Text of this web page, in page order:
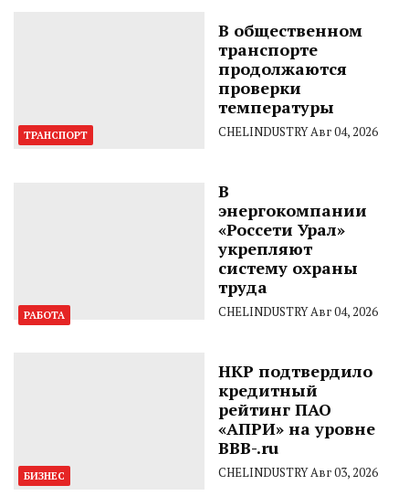
ТРАНСПОРТ
В общественном
транспорте
продолжаются
проверки
температуры
CHELINDUSTRYАвг 04, 2026
РАБОТА
В
энергокомпании
«Россети Урал»
укрепляют
систему охраны
труда
CHELINDUSTRYАвг 04, 2026
БИЗНЕС
НКР подтвердило
кредитный
рейтинг ПАО
«АПРИ» на уровне
BBB-.ru
CHELINDUSTRYАвг 03, 2026